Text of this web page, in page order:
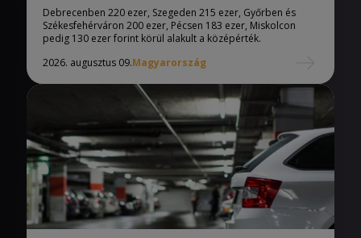
Debrecenben 220 ezer, Szegeden 215 ezer, Győrben és
Székesfehérváron 200 ezer, Pécsen 183 ezer, Miskolcon
pedig 130 ezer forint körül alakult a középérték.
2026. augusztus 09.Magyarország